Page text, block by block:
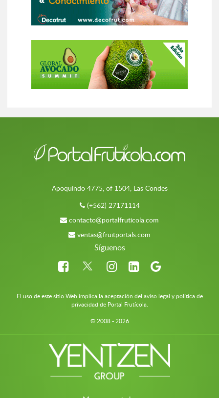
Apoquindo 4775, of 1504, Las Condes
(+562) 27171114
contacto@portalfruticola.com
ventas@fruitportals.com
Síguenos
El uso de este sitio Web implica la aceptación del aviso legal y política de
privacidad de Portal Frutícola.
© 2008 - 2026